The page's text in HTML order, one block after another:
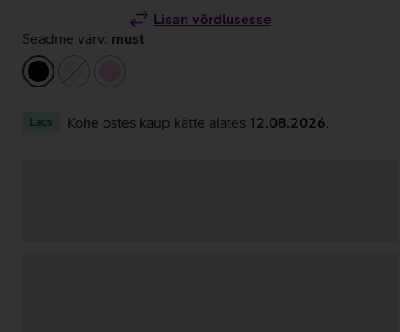
Lisan võrdlusesse
Seadme värv: must
must
valge
Laos Kohe ostes kaup kätte alates 12.08.2026